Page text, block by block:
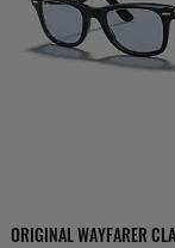
ORIGINAL WAYFARER